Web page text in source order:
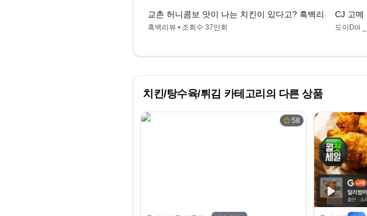
교촌 허니콤보 맛이 나는 치킨이 있다고? 흑백리뷰
흑백리뷰 • 조회수 37만회
CJ 고메
도이Doi
치킨/탕수육/튀김 카테고리의 다른 상품
58